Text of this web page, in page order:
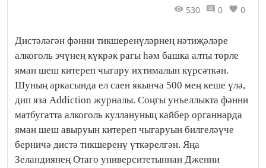
530 0 0
Дистәләгән фәнни тикшеренүләрнең нәтиҗәләре
алкоголь эчүнең күкрәк рагы һәм башка алты төрле
яман шеш китереп чыгару ихтималын күрсәткән.
Шуның аркасында ел саен якынча 500 мең кеше үлә,
дип яза Addiction журналы. Соңгы унъеллыкта фәнни
матбугатта алкоголь куллануның кайбер органнарда
яман шеш авыруын китереп чыгаруын билгеләүче
берничә дистә тикшеренү үткәрелгән. Яңа
Зеландиянең Отаго университетыннан Дженни